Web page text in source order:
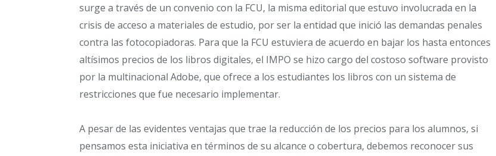
surge a través de un convenio con la FCU, la misma editorial que estuvo involucrada en la
crisis de acceso a materiales de estudio, por ser la entidad que inició las demandas penales
contra las fotocopiadoras. Para que la FCU estuviera de acuerdo en bajar los hasta entonces
altísimos precios de los libros digitales, el IMPO se hizo cargo del costoso software provisto
por la multinacional Adobe, que ofrece a los estudiantes los libros con un sistema de
restricciones que fue necesario implementar.
A pesar de las evidentes ventajas que trae la reducción de los precios para los alumnos, si
pensamos esta iniciativa en términos de su alcance o cobertura, debemos reconocer sus